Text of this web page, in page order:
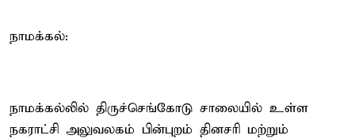
நாமக்கல்:
நாமக்கல்லில் திருச்செங்கோடு சாலையில் உள்ள
நகராட்சி அலுவலகம் பின்புறம் தினசரி மற்றும்